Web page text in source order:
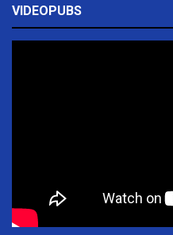
VIDEOPUBS